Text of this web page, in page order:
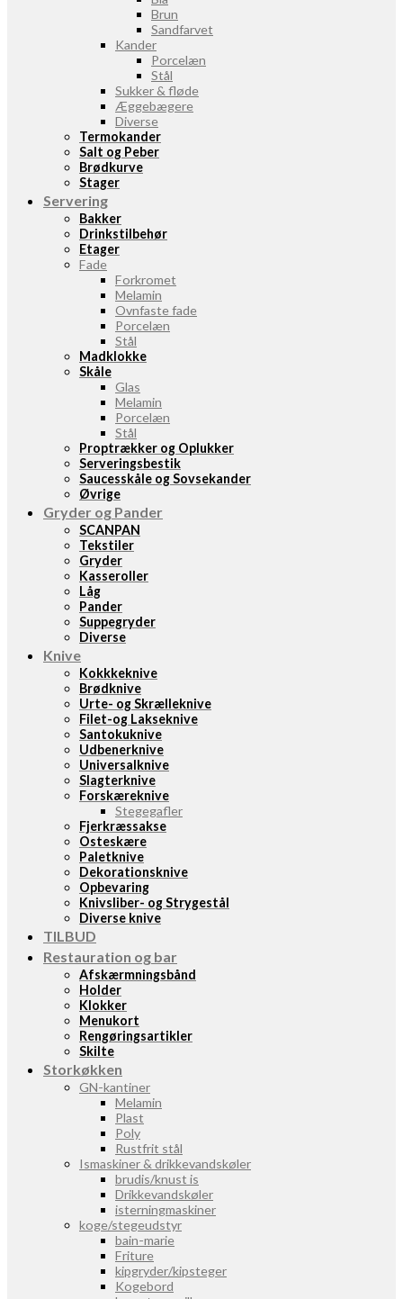
Brun
Sandfarvet
Kander
Porcelæn
Stål
Sukker & fløde
Æggebægere
Diverse
Termokander
Salt og Peber
Brødkurve
Stager
Servering
Bakker
Drinkstilbehør
Etager
Fade
Forkromet
Melamin
Ovnfaste fade
Porcelæn
Stål
Madklokke
Skåle
Glas
Melamin
Porcelæn
Stål
Proptrækker og Oplukker
Serveringsbestik
Saucesskåle og Sovsekander
Øvrige
Gryder og Pander
SCANPAN
Tekstiler
Gryder
Kasseroller
Låg
Pander
Suppegryder
Diverse
Knive
Kokkkeknive
Brødknive
Urte- og Skrælleknive
Filet-og Lakseknive
Santokuknive
Udbenerknive
Universalknive
Slagterknive
Forskæreknive
Stegegafler
Fjerkræssakse
Osteskære
Paletknive
Dekorationsknive
Opbevaring
Knivsliber- og Strygestål
Diverse knive
TILBUD
Restauration og bar
Afskærmningsbånd
Holder
Klokker
Menukort
Rengøringsartikler
Skilte
Storkøkken
GN-kantiner
Melamin
Plast
Poly
Rustfrit stål
Ismaskiner & drikkevandskøler
brudis/knust is
Drikkevandskøler
isterningmaskiner
koge/stegeudstyr
bain-marie
Friture
kipgryder/kipsteger
Kogebord